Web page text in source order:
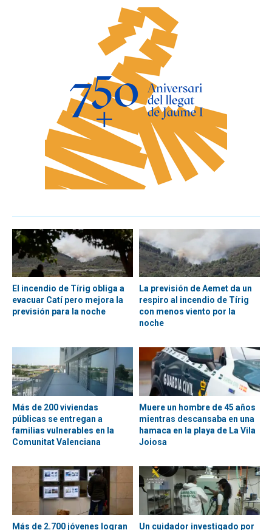
El incendio de Tírig obliga a
evacuar Catí pero mejora la
previsión para la noche
La previsión de Aemet da un
respiro al incendio de Tírig
con menos viento por la
noche
Más de 200 viviendas
públicas se entregan a
familias vulnerables en la
Comunitat Valenciana
Muere un hombre de 45 años
mientras descansaba en una
hamaca en la playa de La Vila
Joiosa
Más de 2.700 jóvenes logran Un cuidador investigado por